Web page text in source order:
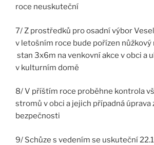
roce neuskuteční
7/ Z prostředků pro osadní výbor
v letošním roce bude pořízen
stan 3x6m na venkovní akce v obci a
v kulturním domě
8/ V příštím roce proběhne kontrola
stromů v obci a jejich případná úprava
bezpečnosti
9/ Schůze s vedením se uskuteční